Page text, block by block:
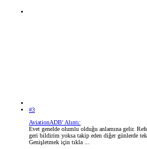
#3
AviationADB' Alıntı:
Evet genelde olumlu olduğu anlamına gelir.
geri bildirim yoksa takip eden diğer günlerde
Genişletmek için tıkla ...